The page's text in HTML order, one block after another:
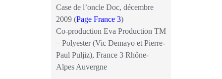
Case de l’oncle Doc, décembre
2009 (Page France 3)
Co-production Eva Production TM
– Polyester (Vic Demayo et Pierre-
Paul Puljiz), France 3 Rhône-
Alpes Auvergne